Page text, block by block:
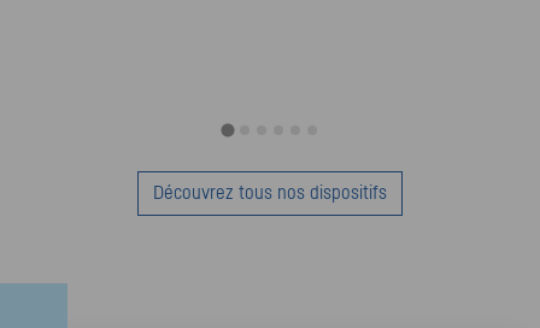
Découvrez tous nos dispositifs